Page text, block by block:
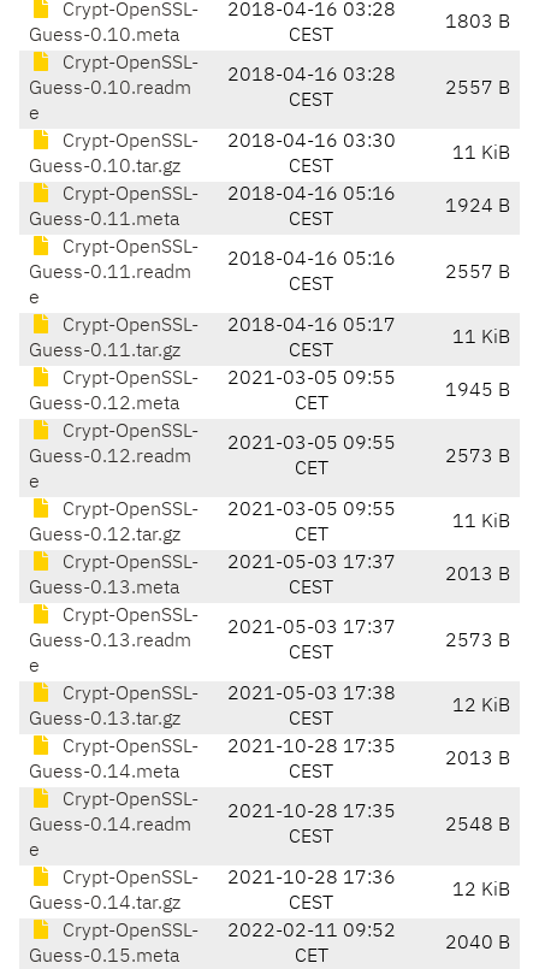
Crypt-OpenSSL-
Guess-0.10.meta
2018-04-16 03:28
CEST
1803 B
Crypt-OpenSSL-
Guess-0.10.readm
e
2018-04-16 03:28
CEST
2557 B
Crypt-OpenSSL-
Guess-0.10.tar.gz
2018-04-16 03:30
CEST
11 KiB
Crypt-OpenSSL-
Guess-0.11.meta
2018-04-16 05:16
CEST
1924 B
Crypt-OpenSSL-
Guess-0.11.readm
e
2018-04-16 05:16
CEST
2557 B
Crypt-OpenSSL-
Guess-0.11.tar.gz
2018-04-16 05:17
CEST
11 KiB
Crypt-OpenSSL-
Guess-0.12.meta
2021-03-05 09:55
CET
1945 B
Crypt-OpenSSL-
Guess-0.12.readm
e
2021-03-05 09:55
CET
2573 B
Crypt-OpenSSL-
Guess-0.12.tar.gz
2021-03-05 09:55
CET
11 KiB
Crypt-OpenSSL-
Guess-0.13.meta
2021-05-03 17:37
CEST
2013 B
Crypt-OpenSSL-
Guess-0.13.readm
e
2021-05-03 17:37
CEST
2573 B
Crypt-OpenSSL-
Guess-0.13.tar.gz
2021-05-03 17:38
CEST
12 KiB
Crypt-OpenSSL-
Guess-0.14.meta
2021-10-28 17:35
CEST
2013 B
Crypt-OpenSSL-
Guess-0.14.readm
e
2021-10-28 17:35
CEST
2548 B
Crypt-OpenSSL-
Guess-0.14.tar.gz
2021-10-28 17:36
CEST
12 KiB
Crypt-OpenSSL-
Guess-0.15.meta
2022-02-11 09:52
CET
2040 B